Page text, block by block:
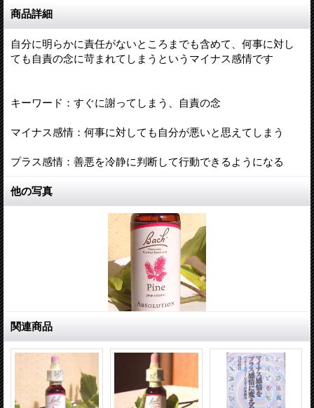
商品詳細
自分に明らかに責任がないところまでも含めて、何事に対し
ても自責の念に苛まれてしまうというマイナス感情です
キーワード：すぐに謝ってしまう、自責の念
マイナス感情：何事に対しても自分が悪いと思えてしまう
プラス感情：善悪を冷静に判断して行動できるようになる
他の写真
関連商品